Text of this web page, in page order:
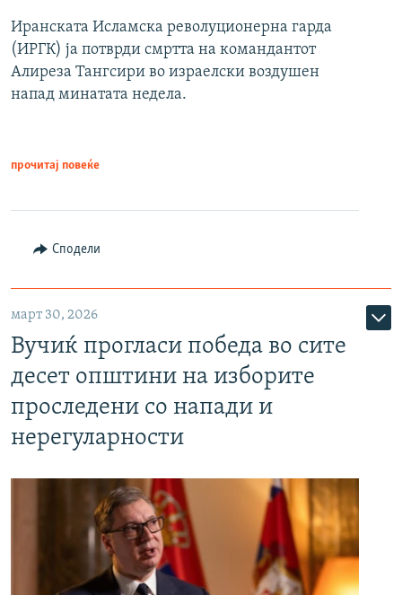
Иранската Исламска револуционерна гарда
(ИРГК) ја потврди смртта на командантот
Алиреза Тангсири во израелски воздушен
напад минатата недела.
прочитај повеќе
Сподели
март 30, 2026
Вучиќ прогласи победа во сите
десет општини на изборите
проследени со напади и
нерегуларности